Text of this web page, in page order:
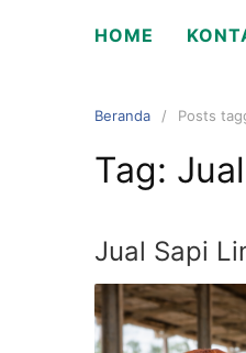
HOME
Beranda Posts
Tag:
Jual Sapi